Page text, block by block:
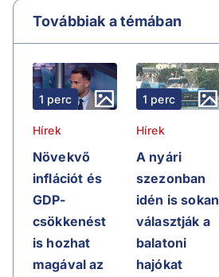
Továbbiak a témában
1 perc
Hírek
Növekvő
inflációt és
GDP-
csökkenést
is hozhat
magával az
1 perc
Hírek
A nyári
szezonban
idén is sokan
választják a
balatoni
hajókat